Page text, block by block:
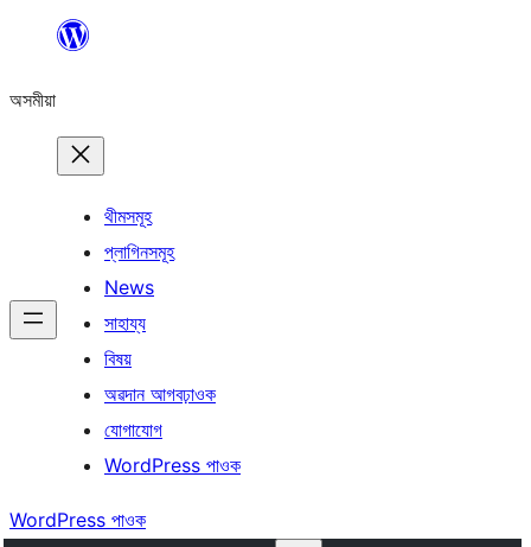
বিষয়বস্তুলৈ
অসমীয়া
থীমসমূহ
প্লাগিনসমূহ
News
সাহায্য
বিষয়
অৱদান আগবঢ়াওক
যোগাযোগ
WordPress পাওক
WordPress পাওক